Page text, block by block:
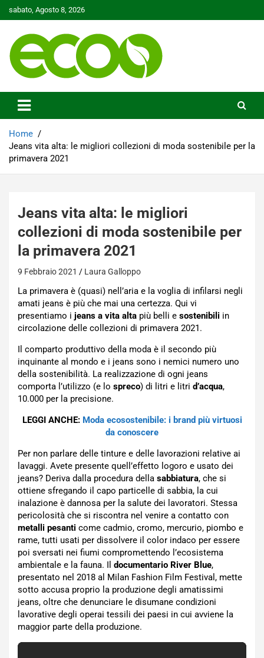
to
sabato, Agosto 8, 2026
Ecoo.it
Home
Jeans vita alta: le migliori collezioni di moda sostenibile per la
primavera 2021
Jeans vita alta: le migliori
collezioni di moda sostenibile per
la primavera 2021
9 Febbraio 2021 Laura Galloppo
La primavera è (quasi) nell’aria e la voglia di infilarsi negli
amati jeans è più che mai una certezza. Qui vi
presentiamo i jeans a vita alta più belli e sostenibili in
circolazione delle collezioni di primavera 2021.
Il comparto produttivo della moda è il secondo più
inquinante al mondo e i jeans sono i nemici numero uno
della sostenibilità. La realizzazione di ogni jeans
comporta l’utilizzo (e lo spreco) di litri e litri d’acqua,
10.000 per la precisione.
LEGGI ANCHE: Moda ecosostenibile: i brand più virtuosi
da conoscere
Per non parlare delle tinture e delle lavorazioni relative ai
lavaggi. Avete presente quell’effetto logoro e usato dei
jeans? Deriva dalla procedura della sabbiatura, che si
ottiene sfregando il capo particelle di sabbia, la cui
inalazione è dannosa per la salute dei lavoratori. Stessa
pericolosità che si riscontra nel venire a contatto con
metalli pesanti come cadmio, cromo, mercurio, piombo e
rame, tutti usati per dissolvere il color indaco per essere
poi sversati nei fiumi compromettendo l’ecosistema
ambientale e la fauna. Il documentario River Blue,
presentato nel 2018 al Milan Fashion Film Festival, mette
sotto accusa proprio la produzione degli amatissimi
jeans, oltre che denunciare le disumane condizioni
lavorative degli operai tessili dei paesi in cui avviene la
maggior parte della produzione.